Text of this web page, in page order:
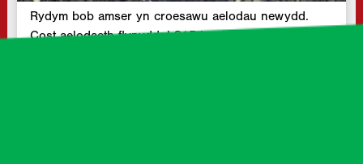
Rydym bob amser yn croesawu aelodau newydd.
Cost aelodaeth flynyddol £15 i unigolion (cyflogedig)